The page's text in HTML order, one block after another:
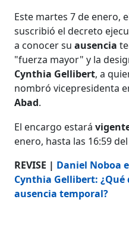
Este martes 7 de enero,
suscribió el decreto
a conocer suausencia
"fuerza mayor" y la
Cynthia Gellibert, a
nombró vicepresidenta
Abad.
El encargo estará
enero, hasta las 16:59
REVISE | Daniel Noboa
Cynthia Gellibert: ¿Qué
ausencia temporal?